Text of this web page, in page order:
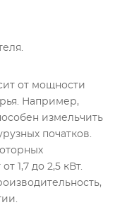
от мощности
Например,
измельчить
початков.
1,7 до 2,5 кВт.